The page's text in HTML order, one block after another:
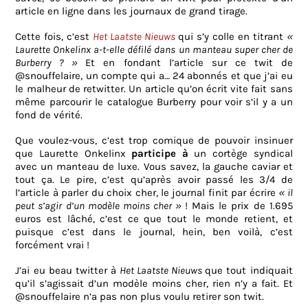
article en ligne dans les journaux de grand tirage.
Cette fois, c’est Het Laatste Nieuwsqui s’y colle en titrant «
Laurette Onkelinx a-t-elle défilé dans un manteau super cher de
Burberry ? » Et en fondant l’article sur ce twit de
@snouffelaire, un compte qui a… 24 abonnés et que j’ai eu
le malheur de retwitter. Un article qu’on écrit vite fait sans
même parcourir le catalogue Burberry pour voir s’il y a un
fond de vérité.
Que voulez-vous, c’est trop comique de pouvoir insinuer
que Laurette Onkelinx participe à un cortège syndical
avec un manteau de luxe. Vous savez, la gauche caviar et
tout ça. Le pire, c’est qu’après avoir passé les 3/4 de
l’article à parler du choix cher, le journal finit par écrire « il
peut s’agir d’un modèle moins cher » ! Mais le prix de 1.695
euros est lâché, c’est ce que tout le monde retient, et
puisque c’est dans le journal, hein, ben voilà, c’est
forcément vrai !
J’ai eu beau twitter à Het Laatste Nieuwsque tout indiquait
qu’il s’agissait d’un modèle moins cher, rien n’y a fait. Et
@snouffelaire n’a pas non plus voulu retirer son twit.